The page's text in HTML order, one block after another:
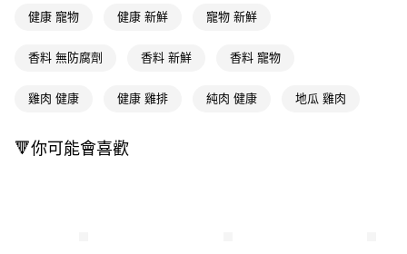
相關說明
AFTEE先享後付是「在收到商品之後才付款」的支付方式。 讓您購物簡單
便利好安心！
２．便利：只要手機號碼，簡訊認證，即可結帳。
【「AFTEE先享後付」結帳流程】
運送方式
每筆NT$65，滿NT$390(含以上)免運費
健康 寵物 健康 新鮮 寵物 新鮮
香料 無防腐劑 香料 新鮮 香料 寵物
雞肉 健康 健康 雞排 純肉 健康 地瓜 雞肉
🔻你可能會喜歡